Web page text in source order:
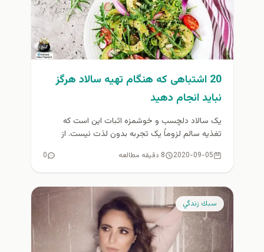
20 اشتباهی که هنگام تهیه سالاد هرگز
نباید انجام دهید
یک سالاد دلچسب و خوشمزه اثبات این است که
تغذیه سالم لزوماً یک تجربه بدون لذت نیست. از
2020-09-05 8 دقیقه مطالعه 0
سبك زندگي